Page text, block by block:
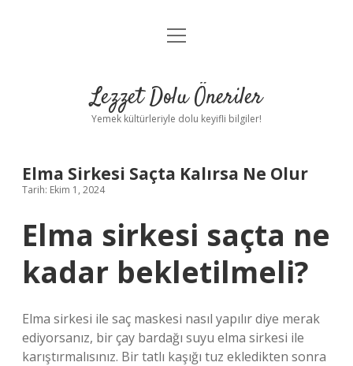
Anasayfa
Yasal Uyarı
menüyü
Lezzet Dolu Öneriler
Yemek kültürleriyle dolu keyifli bilgiler!
Elma Sirkesi Saçta Kalırsa Ne Olur
Tarih: Ekim 1, 2024
Elma sirkesi saçta ne
kadar bekletilmeli?
Elma sirkesi ile saç maskesi nasıl yapılır diye merak
ediyorsanız, bir çay bardağı suyu elma sirkesi ile
karıştırmalısınız. Bir tatlı kaşığı tuz ekledikten sonra